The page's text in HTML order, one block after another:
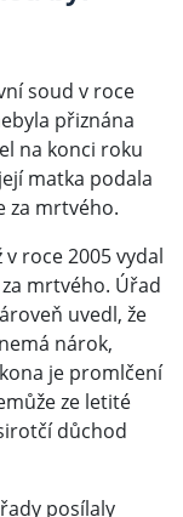
soud v roce
přiznána
na konci roku
matka podala
za mrtvého.
roce 2005 vydal
mrtvého. Úřad
uvedl, že
nárok,
je promlčení
ze letité
důchod
posílaly